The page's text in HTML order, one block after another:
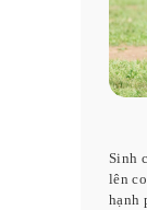
Sinh
lên
hạnh